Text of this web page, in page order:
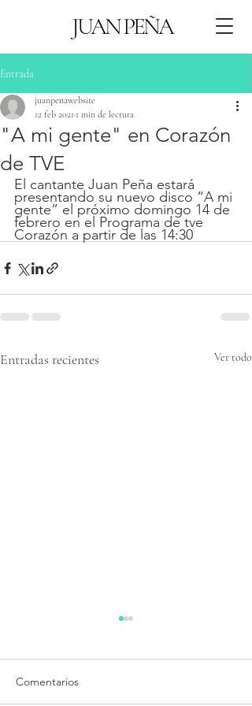
JUAN PEÑA
Entrada
"A mi gente" en Corazón
de TVE
juanpenawebsite
12 feb 2021 1 min de lectura
El cantante Juan Peña estará
presentando su nuevo disco “A mi
gente” el próximo domingo 14 de
febrero en el Programa de tve
Corazón a partir de las 14:30
Entradas recientes Ver todo
Comentarios